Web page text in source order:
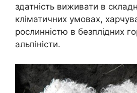
здатність виживати в
кліматичних умовах,
рослинністю в безплідних
альпіністи.